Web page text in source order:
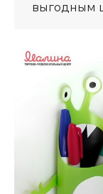
выгодным